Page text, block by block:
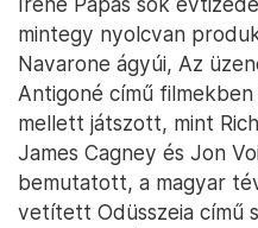
mintegy nyolcvan
Navarone ágyúi, Az
Antigoné című
mellett játszott, mint
James Cagney és Jon
bemutatott, a magyar
vetített Odüsszeia című